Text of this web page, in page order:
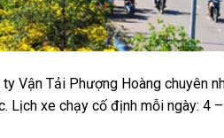
Vận Tải Phượng Hoàng chuyên
Lịch xe chạy cố định mỗi ngày: 4